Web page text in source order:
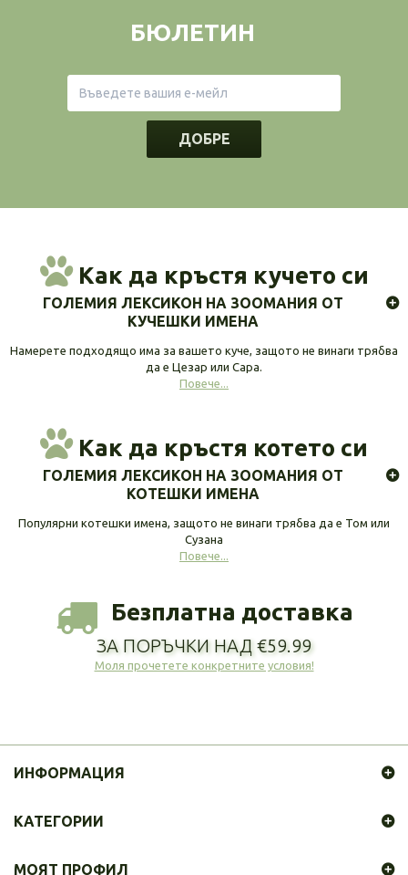
БЮЛЕТИН
ДОБРЕ
Как да кръстя кучето си
ГОЛЕМИЯ ЛЕКСИКОН НА ЗООМАНИЯ ОТ
КУЧЕШКИ ИМЕНА
Намерете подходящо има за вашето куче, защото не винаги трябва
да е Цезар или Сара.
Повече...
Как да кръстя котето си
ГОЛЕМИЯ ЛЕКСИКОН НА ЗООМАНИЯ ОТ
КОТЕШКИ ИМЕНА
Популярни котешки имена, защото не винаги трябва да е Том или
Сузана
Повече...
Безплатна доставка
ЗА ПОРЪЧКИ НАД €59.99
Моля прочетете конкретните условия!
ИНФОРМАЦИЯ
КАТЕГОРИИ
МОЯТ ПРОФИЛ